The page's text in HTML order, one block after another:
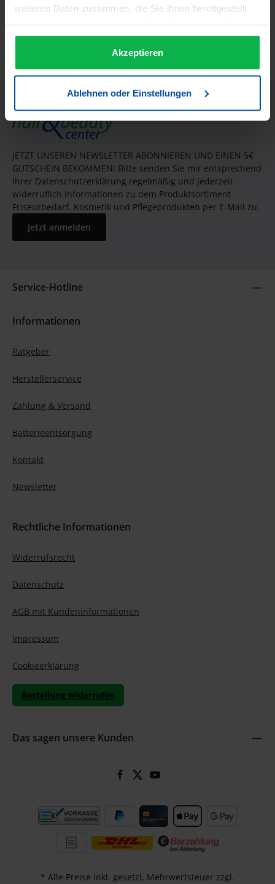
weiteren Daten zusammen, die Sie ihnen bereitgestellt
gesammelt haben.
Akzeptieren
Ablehnen oder Einstellungen
Blog Posts
Trusted Shops Bewertungen
JETZT UNSEREN NEWSLETTER ABONNIEREN UND EINEN 5€
GUTSCHEIN BEKOMMEN! Bitte senden Sie mir entsprechend
Ihrer Datenschutzerklärung regelmäßig und jederzeit
widerruflich Informationen zu dem Produktsortiment
Friseurbedarf, Kosmetik und Pflegeprodukten per E-Mail zu.
Jetzt anmelden
Service-Hotline
Informationen
Ratgeber
Herstellerservice
Zahlung & Versand
Batterieentsorgung
Kontakt
Newsletter
Rechtliche Informationen
Widerrufsrecht
Datenschutz
AGB mit Kundeninformationen
Impressum
Cookieerklärung
Bestellung widerrufen
Das sagen unsere Kunden
* Alle Preise inkl. gesetzl. Mehrwertsteuer zzgl.